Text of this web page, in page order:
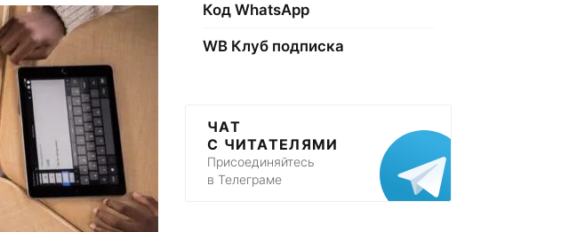
Код WhatsApp
WB Клуб подписка
ЧАТ
С ЧИТАТЕЛЯМИ
Присоединяйтесь
в Телеграме